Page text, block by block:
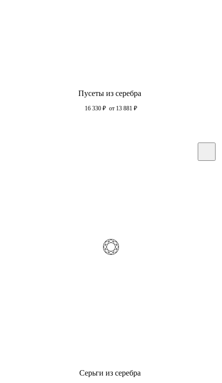
Пусеты из серебра
16 330 ₽ от 13 881 ₽
Серьги из серебра